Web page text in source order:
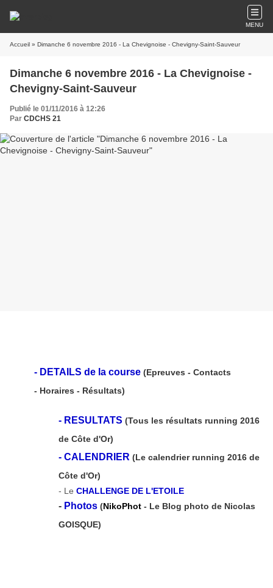
MENU
Accueil » Dimanche 6 novembre 2016 - La Chevignoise - Chevigny-Saint-Sauveur
Dimanche 6 novembre 2016 - La Chevignoise -
Chevigny-Saint-Sauveur
Publié le 01/11/2016 à 12:26
Par CDCHS 21
- DETAILS de la course (Epreuves - Contacts
- Horaires - Résultats)
- RESULTATS (Tous les résultats running 2016
de Côte d'Or)
- CALENDRIER (Le calendrier running 2016 de
Côte d'Or)
- Le CHALLENGE DE L'ETOILE
- Photos (NikoPhot - Le Blog photo de Nicolas
GOISQUE)